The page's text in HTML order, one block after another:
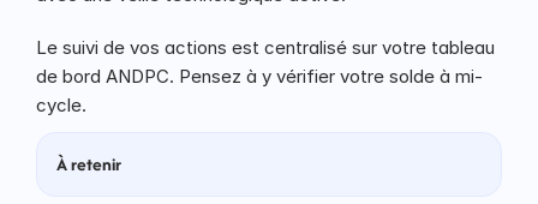
Le suivi de vos actions est centralisé sur votre tableau
de bord ANDPC. Pensez à y vérifier votre solde à mi-
cycle.
À retenir